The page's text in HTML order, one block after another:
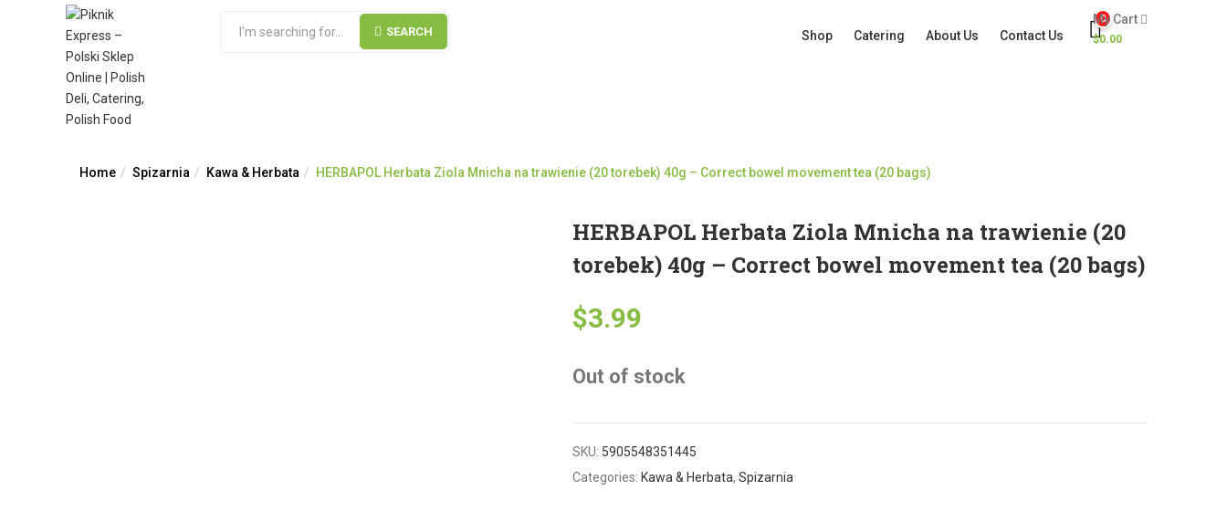
SEARCH Shop Catering About Us Contact Us
0
My Cart
$0.00
Home Spizarnia Kawa & Herbata HERBAPOL Herbata Ziola Mnicha na trawienie (20 torebek) 40g – Correct bowel movement tea (20 bags)
HERBAPOL Herbata Ziola Mnicha na trawienie (20
torebek) 40g – Correct bowel movement tea (20 bags)
$3.99
Out of stock
SKU: 5905548351445
Categories: Kawa & Herbata, Spizarnia